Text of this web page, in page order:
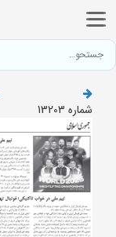
شماره 13203